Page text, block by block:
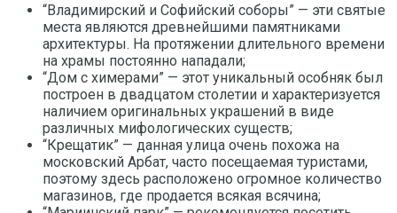
“Владимирский и Софийский соборы” — эти святые
места являются древнейшими памятниками
архитектуры. На протяжении длительного времени
на храмы постоянно нападали;
“Дом с химерами” — этот уникальный особняк был
построен в двадцатом столетии и характеризуется
наличием оригинальных украшений в виде
различных мифологических существ;
“Крещатик” — данная улица очень похожа на
московский Арбат, часто посещаемая туристами,
поэтому здесь расположено огромное количество
магазинов, где продается всякая всячина;